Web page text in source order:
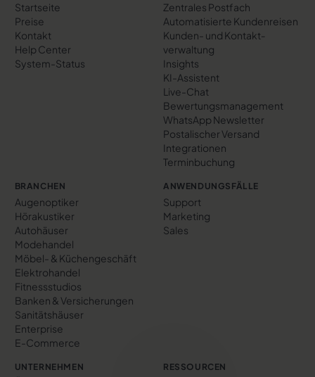
Startseite
Preise
Kontakt
Help Center
System-Status
Zentrales Postfach
Automatisierte Kundenreisen
Kunden- und Kontakt­
verwaltung
Insights
KI-Assistent
Live-Chat
Bewertungs­management
WhatsApp Newsletter
Postalischer Versand
Integrationen
Terminbuchung
BRANCHEN
Augenoptiker
Hörakustiker
Autohäuser
Modehandel
Möbel- & Küchengeschäft
Elektrohandel
Fitnessstudios
Banken & Versicherungen
Sanitätshäuser
Enterprise
E-Commerce
ANWENDUNGSFÄLLE
Support
Marketing
Sales
UNTERNEHMEN RESSOURCEN